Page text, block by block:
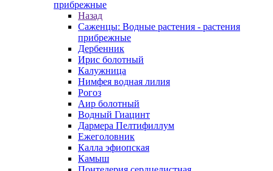
прибрежные
Назад
Саженцы: Водные растения - растения
прибрежные
Дербенник
Ирис болотный
Калужница
Нимфея водная лилия
Рогоз
Аир болотный
Водный Гиацинт
Дармера Пелтифиллум
Ежеголовник
Калла эфиопская
Камыш